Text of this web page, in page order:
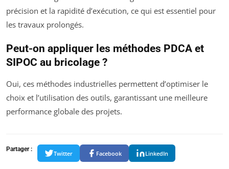
précision et la rapidité d’exécution, ce qui est essentiel pour
les travaux prolongés.
Peut-on appliquer les méthodes PDCA et
SIPOC au bricolage ?
Oui, ces méthodes industrielles permettent d’optimiser le
choix et l’utilisation des outils, garantissant une meilleure
performance globale des projets.
Partager :
Twitter Facebook LinkedIn